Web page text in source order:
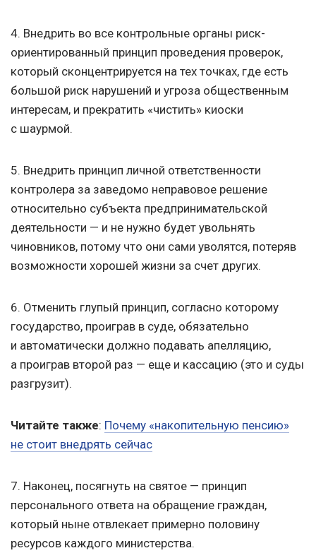
4. Внедрить во все контрольные органы риск-
ориентированный принцип проведения проверок,
который сконцентрируется на тех точках, где есть
большой риск нарушений и угроза общественным
интересам, и прекратить «чистить» киоски
с шаурмой.
5. Внедрить принцип личной ответственности
контролера за заведомо неправовое решение
относительно субъекта предпринимательской
деятельности — и не нужно будет увольнять
чиновников, потому что они сами уволятся, потеряв
возможности хорошей жизни за счет других.
6. Отменить глупый принцип, согласно которому
государство, проиграв в суде, обязательно
и автоматически должно подавать апелляцию,
а проиграв второй раз — еще и кассацию (это и суды
разгрузит).
Читайте также: Почему «накопительную пенсию»
не стоит внедрять сейчас
7. Наконец, посягнуть на святое — принцип
персонального ответа на обращение граждан,
который ныне отвлекает примерно половину
ресурсов каждого министерства.